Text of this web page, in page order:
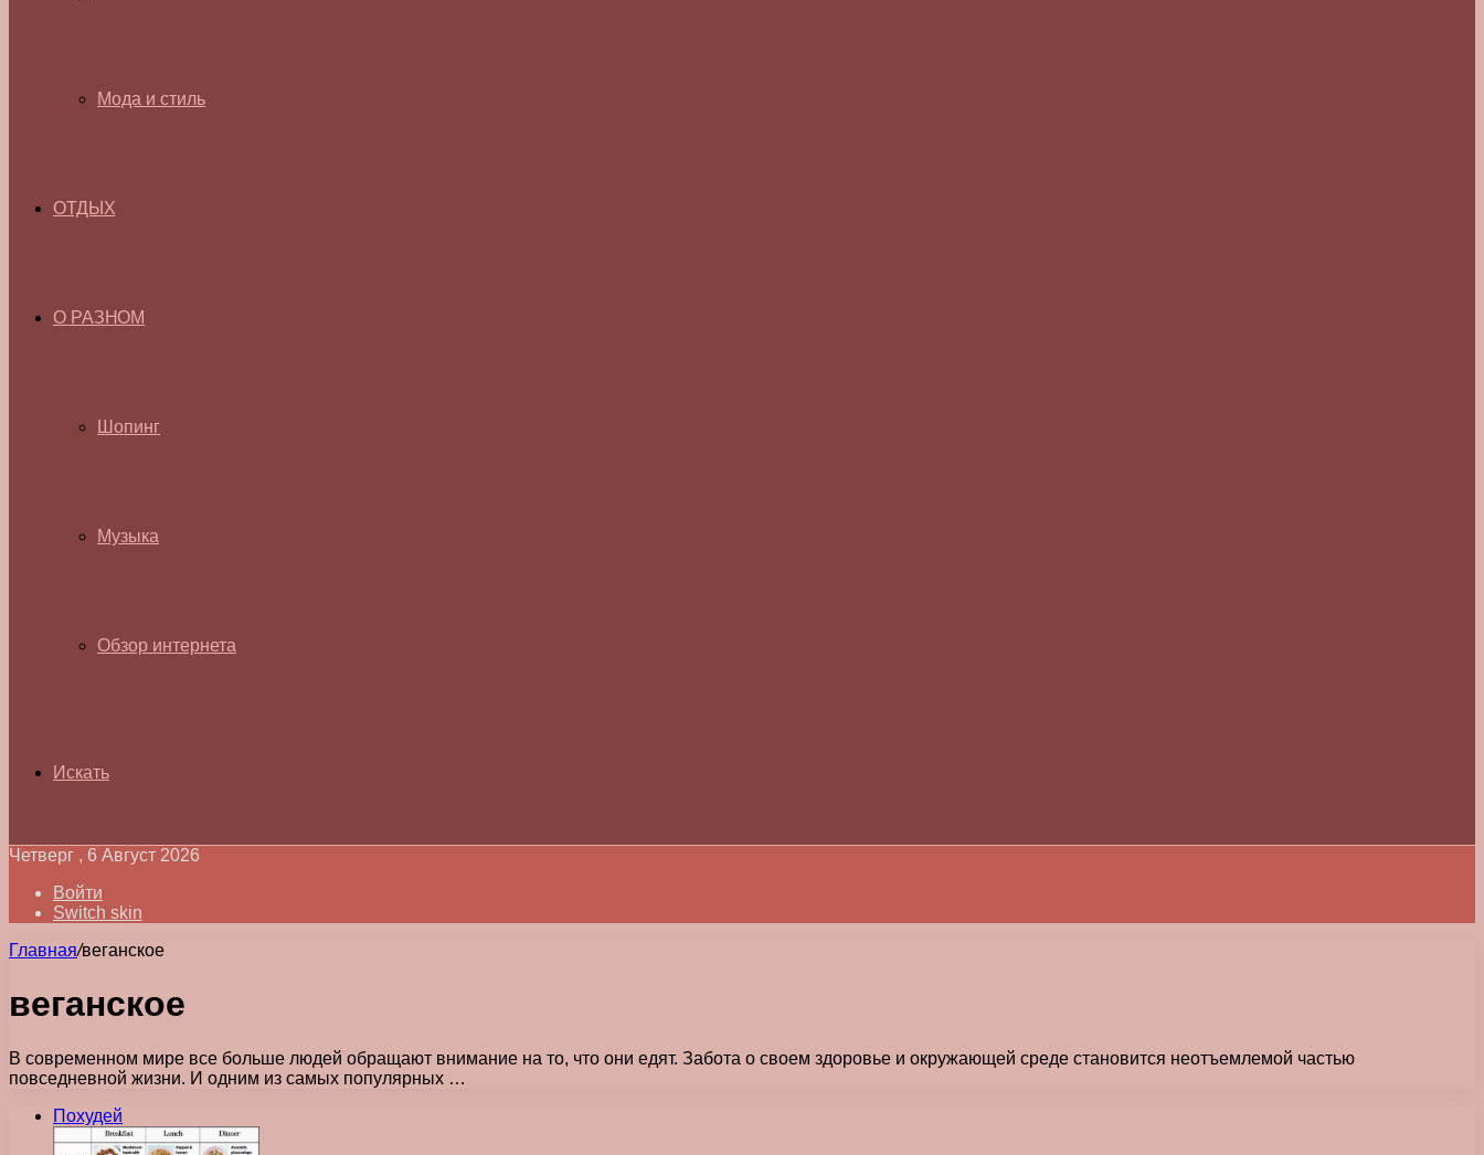
Мода и стиль
ОТДЫХ
О РАЗНОМ
Шопинг
Музыка
Обзор интернета
Искать
Четверг , 6 Август 2026
Войти
Switch skin
Главная/веганское
веганское
В современном мире все больше людей обращают внимание на то, что они едят. Забота о своем здоровье и окружающей среде становится неотъемлемой частью
повседневной жизни. И одним из самых популярных …
Похудей